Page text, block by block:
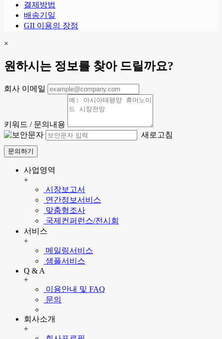
결제방법
배송기일
GII 이용의 장점
×
원하시는 정보를 찾아 드릴까요?
회사 이메일
키워드 / 문의내용
새로고침
문의하기
사업영역
+
시장보고서
연간정보서비스
맞춤형조사
국제컨퍼런스/전시회
서비스
+
메일링서비스
샘플서비스
Q & A
+
이용안내 및 FAQ
문의
회사소개
+